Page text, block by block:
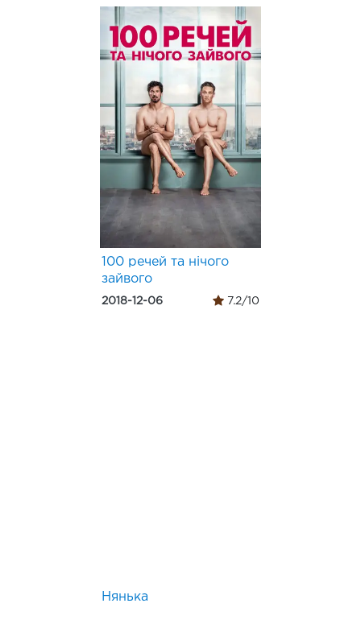
100 речей та нічого
зайвого
2018-12-06 7.2/10
Нянька